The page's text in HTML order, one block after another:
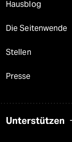
Hausblog
Die Seitenwende
Stellen
Presse
Unterstützen